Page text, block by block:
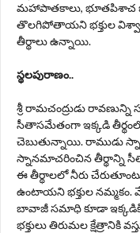
మహాపాతకాలు, భూతపిశాచ
తొలగిపోతాయని భక్తుల
తీర్థాలు ఉన్నాయి.
స్థలపురాణం..
శ్రీ రామచంద్రుడు
సీతాసమేతంగా ఇక్కడి
చెబుతున్నాయి. రాముడు
స్నానమాచరించిన తీర్థాన్ని
ఈ తీర్థాలలో నీరు
ఉంటాయని భక్తుల
బావాజీ సమాధి కూడా
భక్తులు తిరుమల క్షేత్రానికి